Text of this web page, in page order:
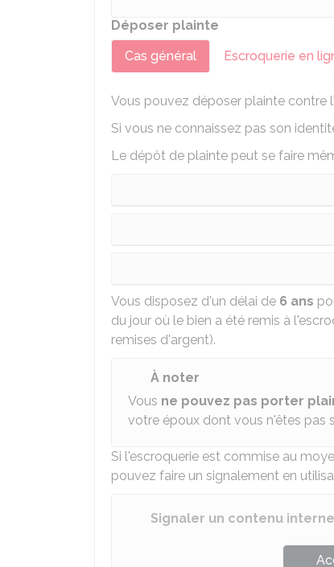
Déposer plainte
Cas général
Escroquerie en
Vous pouvez déposer plainte contre
Si vous ne connaissez pas son
Le dépôt de plainte peut se faire
Vous disposez d'un délai de 6 ans
du jour où le bien a été remis à
remises d'argent).
À noter
Vous ne pouvez pas porter
votre époux dont vous n'êtes pas
Si l'escroquerie est commise au
pouvez faire un signalement en
Signaler un contenu